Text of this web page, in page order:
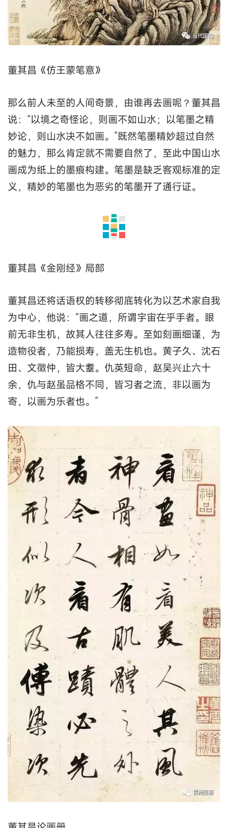
董其昌《仿王蒙笔意》
那么前人未至的人间奇景，由谁再去画呢？董其昌
说：“以境之奇怪论，则画不如山水；以笔墨之精
妙论，则山水决不如画。”既然笔墨精妙超过自然
的魅力，那么肯定就不需要自然了，至此中国山水
画成为纸上的墨痕构建。笔墨是缺乏客观标准的定
义，精妙的笔墨也为恶劣的笔墨开了通行证。
董其昌《金刚经》局部
董其昌还将话语权的转移彻底转化为以艺术家自我
为中心，他说：“画之道，所谓宇宙在乎手者。眼
前无非生机，故其人往往多寿。至如刻画细谨，为
造物役者，乃能损寿，盖无生机也。黄子久、沈石
田、文徵仲，皆大耋。仇英短命，赵吴兴止六十
余，仇与赵虽品格不同，皆习者之流，非以画为
寄，以画为乐者也。”